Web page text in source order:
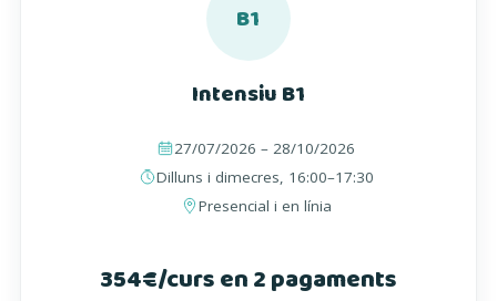
B1
Intensiu B1
27/07/2026 – 28/10/2026
Dilluns i dimecres, 16:00–17:30
Presencial i en línia
354€/curs en 2 pagaments